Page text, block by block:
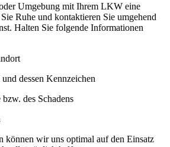
Umgebung mit Ihrem LKW eine
Ruhe und kontaktieren Sie umgehend
Halten Sie folgende Informationen
dessen Kennzeichen
des Schadens
können wir uns optimal auf den Einsatz